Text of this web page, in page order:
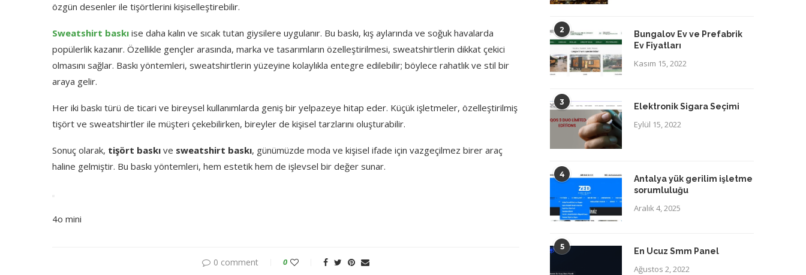
özgün desenler ile tişörtlerini kişiselleştirebilir.
Sweatshirt baskı ise daha kalın ve sıcak tutan giysilere uygulanır. Bu baskı, kış aylarında ve soğuk havalarda
popülerlik kazanır. Özellikle gençler arasında, marka ve tasarımların özelleştirilmesi, sweatshirtlerin dikkat çekici
olmasını sağlar. Baskı yöntemleri, sweatshirtlerin yüzeyine kolaylıkla entegre edilebilir; böylece rahatlık ve stil bir
araya gelir.
Her iki baskı türü de ticari ve bireysel kullanımlarda geniş bir yelpazeye hitap eder. Küçük işletmeler, özelleştirilmiş
tişört ve sweatshirtler ile müşteri çekebilirken, bireyler de kişisel tarzlarını oluşturabilir.
Sonuç olarak, tişört baskı ve sweatshirt baskı, günümüzde moda ve kişisel ifade için vazgeçilmez birer araç
haline gelmiştir. Bu baskı yöntemleri, hem estetik hem de işlevsel bir değer sunar.
4o mini
0 comment 0
2
Bungalov Ev ve Prefabrik
Ev Fiyatları
Kasım 15, 2022
3 Elektronik Sigara Seçimi
Eylül 15, 2022
4
Antalya yük gerilim işletme
sorumluluğu
Aralık 4, 2025
5 En Ucuz Smm Panel
Ağustos 2, 2022